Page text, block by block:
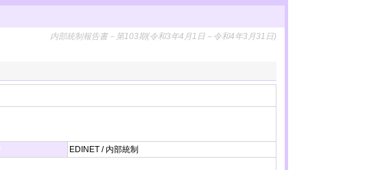
内部統制報告書－第103期(令和3年4月1日－令和4年3月31日)
EDINET / 内部統制